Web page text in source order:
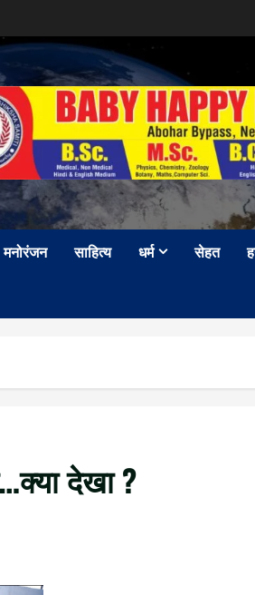
मनोरंजन साहित्य धर्म सेहत
देखा ?